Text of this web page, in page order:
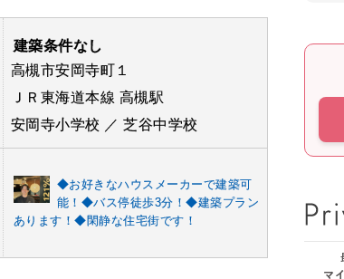
建築条件なし
高槻市安岡寺町１
ＪＲ東海道本線 高槻駅
安岡寺小学校 ／ 芝谷中学校
◆お好きなハウスメーカーで建築可
能！◆バス停徒歩3分！◆建築プラン
あります！◆閑静な住宅街です！